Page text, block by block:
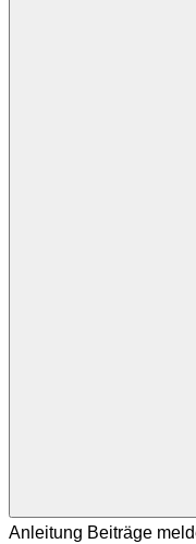
Anleitung Beiträge